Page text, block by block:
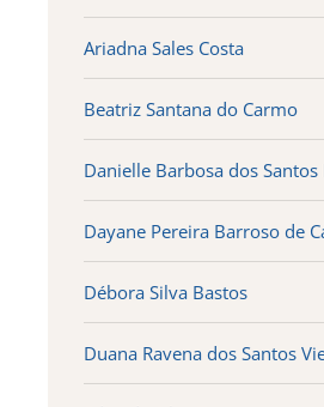
Ariadna Sales Costa
Beatriz Santana do Carmo
Danielle Barbosa dos
Dayane Pereira Barroso de
Débora Silva Bastos
Duana Ravena dos Santos